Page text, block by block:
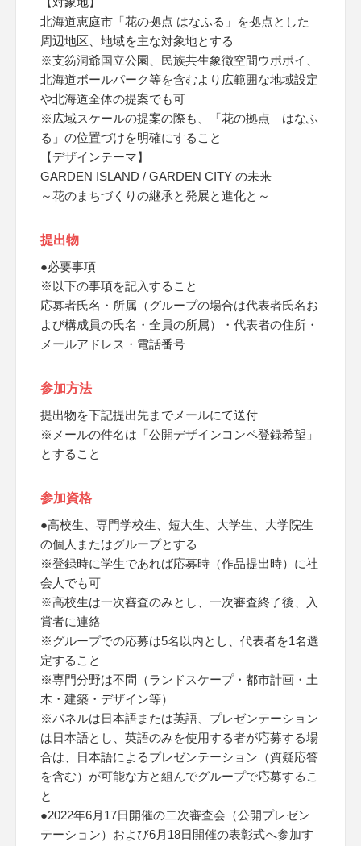
北海道恵庭市「花の拠点 はなふる」を拠点とした
周辺地区、地域を主な対象地とする
※支笏洞爺国立公園、民族共生象徴空間ウポポイ、
北海道ボールパーク等を含むより広範囲な地域設定
や北海道全体の提案でも可
※広域スケールの提案の際も、「花の拠点 はなふ
る」の位置づけを明確にすること
【デザインテーマ】
GARDEN ISLAND / GARDEN CITY の未来
～花のまちづくりの継承と発展と進化と～
提出物
●必要事項
※以下の事項を記入すること
応募者氏名・所属（グループの場合は代表者氏名お
よび構成員の氏名・全員の所属）・代表者の住所・
メールアドレス・電話番号
参加方法
提出物を下記提出先までメールにて送付
※メールの件名は「公開デザインコンペ登録希望」
とすること
参加資格
●高校生、専門学校生、短大生、大学生、大学院生
の個人またはグループとする
※登録時に学生であれば応募時（作品提出時）に社
会人でも可
※高校生は一次審査のみとし、一次審査終了後、入
賞者に連絡
※グループでの応募は5名以内とし、代表者を1名選
定すること
※専門分野は不問（ランドスケープ・都市計画・土
木・建築・デザイン等）
※パネルは日本語または英語、プレゼンテーション
は日本語とし、英語のみを使用する者が応募する場
合は、日本語によるプレゼンテーション（質疑応答
を含む）が可能な方と組んでグループで応募するこ
と
●2022年6月17日開催の二次審査会（公開プレゼン
テーション）および6月18日開催の表彰式へ参加す